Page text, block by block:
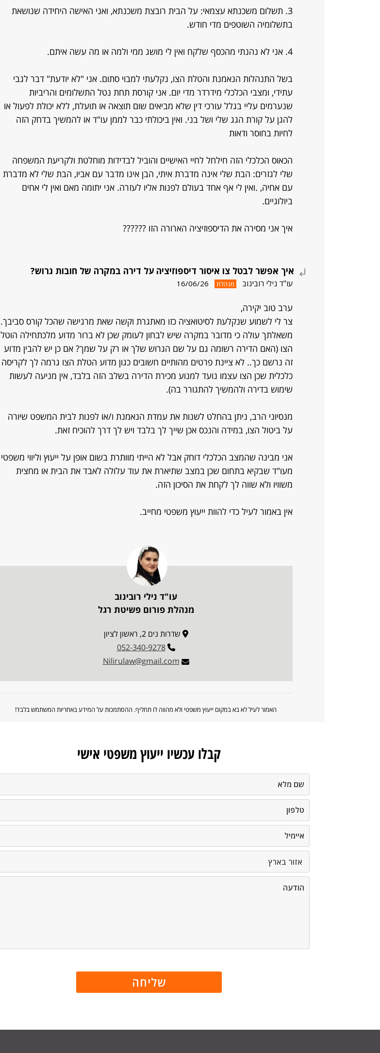
3. תשלום משכנתא עצמאי: על הבית רובצת משכנתא, ואני האישה היחידה שנושאת
בתשלומיה השוטפים מדי חודש.
4. אני לא נהנתי מהכסף שלקח ואין לי מושג ממי ולמה או מה עשה איתם.
בשל התנהלות הנאמנת והטלת הצו, נקלעתי למבוי סתום. אני "לא יודעת" דבר לגבי
עתידי, ומצבי הכלכלי מידרדר מדי יום. אני קורסת תחת נטל התשלומים והריביות
שנערמים עליי בגלל עורכי דין שלא מביאים שום תוצאה או תועלת, ללא יכולת לפעול או
להגן על קורת הגג שלי ושל בני. ואין ביכולתי כבר לממן עו"ד או להמשיך בדחק הזה
לחיות בחוסר ודאות
הכאוס הכלכלי הזה חילחל לחיי האישיים והוביל לבדידות מוחלטת ולקריעת המשפחה
שלי לגזרים: הבת שלי אינה מדברת איתי, הבן אינו מדבר עם אביו, הבת שלי לא מדברת
עם אחיה, .ואין לי אף אחד בעולם לפנות אליו לעזרה. אני יתומה מאם ואין לי אחים
ביולוגיים.
איך אני מסירה את הדיספוזיציה הארורה הזו ??????
איך אפשר לבטל צו איסור דיספוזיציה על דירה במקרה של חובות גרוש?
עו"ד נילי רובינוב מנהלת 16/06/26
ערב טוב יקירה,
צר לי לשמוע שנקלעת לסיטואציה כזו מאתגרת וקשה שאת מרגישה שהכל קורס סביבך.
משאלתך עולה כי מדובר במקרה שיש לבחון לעומק שכן לא ברור מדוע מלכתחילה הוטל
הצו (האם הדירה רשומה גם על שם הגרוש שלך או רק על שמך? אם כן יש להבין מדוע
זה נרשם כך.. לא ציינת פרטים מהותיים חשובים כגון מדוע הטלת הצו גרמה לך לקריסה
כלכלית שכן הצו עצמו נועד למנוע מכירת הדירה בשלב הזה בלבד, אין מניעה לעשות
שימוש בדירה ולהמשיך להתגורר בה).
מנסיוני הרב, ניתן בהחלט לשנות את עמדת הנאמנת ו/או לפנות לבית המשפט שיורה
על ביטול הצו, במידה והנכס אכן שייך לך בלבד ויש לך דרך להוכיח זאת.
אני מבינה שהמצב הכלכלי דוחק אבל לא הייתי מוותרת בשום אופן על ייעוץ וליווי משפטי
מעו"ד שבקיא בתחום שכן במצב שתיארת את עוד עלולה לאבד את הבית או מחצית
משוויו ולא שווה לך לקחת את הסיכון הזה.
אין באמור לעיל כדי להוות ייעוץ משפטי מחייב.
עו"ד נילי רובינוב
מנהלת פורום פשיטת רגל
שדרות נים 2, ראשון לציון
052-340-9278
Nilirulaw@gmail.com
האמור לעיל לא בא במקום ייעוץ משפטי ולא מהווה לו תחליף. ההסתמכות על המידע באחריות המשתמש בלבד!
קבלו עכשיו ייעוץ משפטי אישי